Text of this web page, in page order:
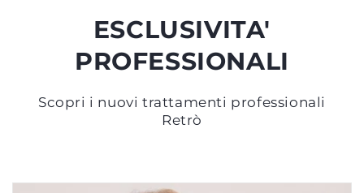
ESCLUSIVITA'
PROFESSIONALI
Scopri i nuovi trattamenti professionali
Retrò